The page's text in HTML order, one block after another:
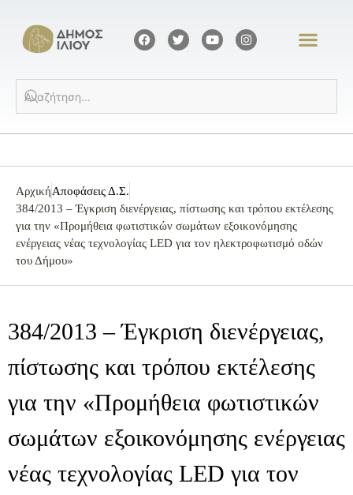
ΑρχικήΑποφάσεις Δ.Σ.
384/2013 – Έγκριση διενέργειας, πίστωσης και τρόπου εκτέλεσης
για την «Προμήθεια φωτιστικών σωμάτων εξοικονόμησης
ενέργειας νέας τεχνολογίας LED για τον ηλεκτροφωτισμό οδών
του Δήμου»
384/2013 – Έγκριση διενέργειας,
πίστωσης και τρόπου εκτέλεσης
για την «Προμήθεια φωτιστικών
σωμάτων εξοικονόμησης ενέργειας
νέας τεχνολογίας LED για τον